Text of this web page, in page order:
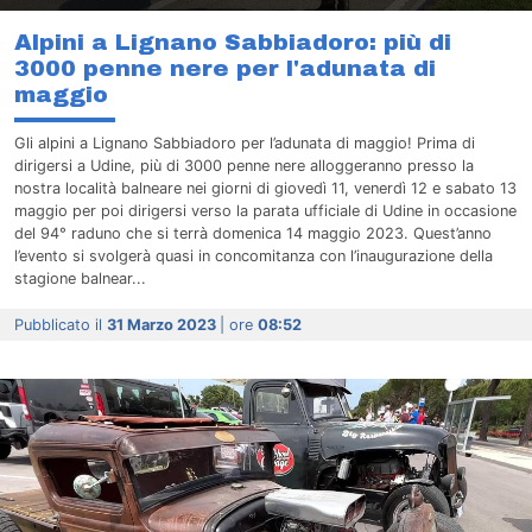
Alpini a Lignano Sabbiadoro: più di
3000 penne nere per l'adunata di
maggio
Gli alpini a Lignano Sabbiadoro per l’adunata di maggio! Prima di
dirigersi a Udine, più di 3000 penne nere alloggeranno presso la
nostra località balneare nei giorni di giovedì 11, venerdì 12 e sabato 13
maggio per poi dirigersi verso la parata ufficiale di Udine in occasione
del 94° raduno che si terrà domenica 14 maggio 2023. Quest’anno
l’evento si svolgerà quasi in concomitanza con l’inaugurazione della
stagione balnear...
Pubblicato il 31 Marzo 2023 | ore 08:52